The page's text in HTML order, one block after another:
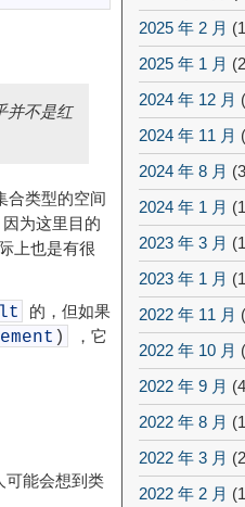
并不是红
合类型的空间
为这里目的
上也是有很
的，但如果
) ，它
可能会想到类
2025 年 2 月
2025 年 1 月
2024 年 12 月
2024 年 11 月
2024 年 8 月
2024 年 1 月
2023 年 3 月
2023 年 1 月
2022 年 11 月
2022 年 10 月
2022 年 9 月
2022 年 8 月
2022 年 3 月
2022 年 2 月